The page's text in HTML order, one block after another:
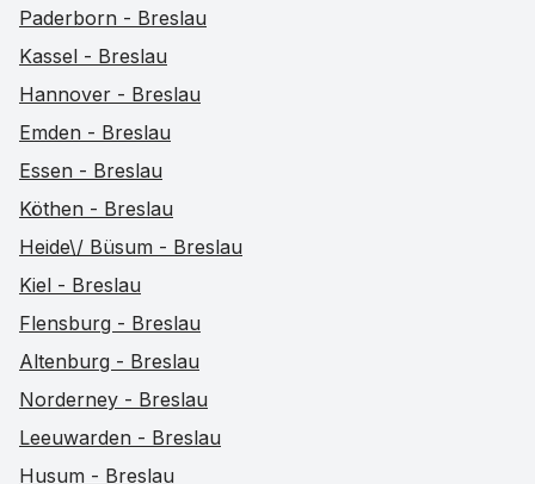
Paderborn - Breslau
Kassel - Breslau
Hannover - Breslau
Emden - Breslau
Essen - Breslau
Köthen - Breslau
Heide\/ Büsum - Breslau
Kiel - Breslau
Flensburg - Breslau
Altenburg - Breslau
Norderney - Breslau
Leeuwarden - Breslau
Husum - Breslau